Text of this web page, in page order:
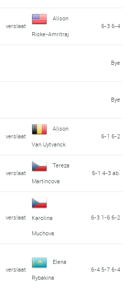
verslaat
Alison
Riske-Amritraj
6-3 6-4
Bye
Bye
verslaat
Alison
Van Uytvanck
6-1 6-2
verslaat
Tereza
Martincova
6-1 4-3 ab.
verslaat
Karolina
Muchova
6-3 1-6 6-2
verslaat
Elena
Rybakina
6-4 5-7 6-4